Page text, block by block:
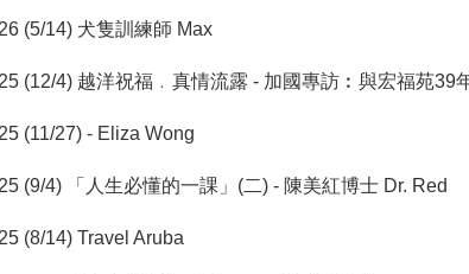
(5/14) 犬隻訓練師 Max
(12/4) 越洋祝福﹒真情流露 - 加國專訪︰與宏福苑39
(11/27) - Eliza Wong
(9/4) 「人生必懂的一課」(二) - 陳美紅博士 Dr. Red
(8/14) Travel Aruba